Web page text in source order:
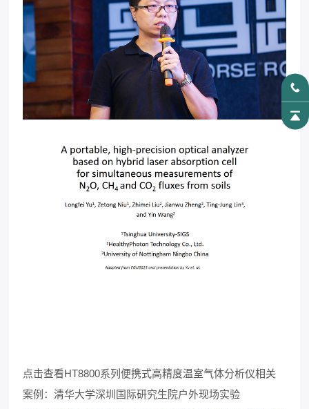
点击查看HT8800系列便携式高精度温室气体分析仪相关
案例：清华大学深圳国际研究生院户外现场实验